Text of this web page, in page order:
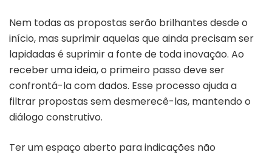
Nem todas as propostas serão brilhantes desde o
início, mas suprimir aquelas que ainda precisam ser
lapidadas é suprimir a fonte de toda inovação. Ao
receber uma ideia, o primeiro passo deve ser
confrontá-la com dados. Esse processo ajuda a
filtrar propostas sem desmerecê-las, mantendo o
diálogo construtivo.
Ter um espaço aberto para indicações não